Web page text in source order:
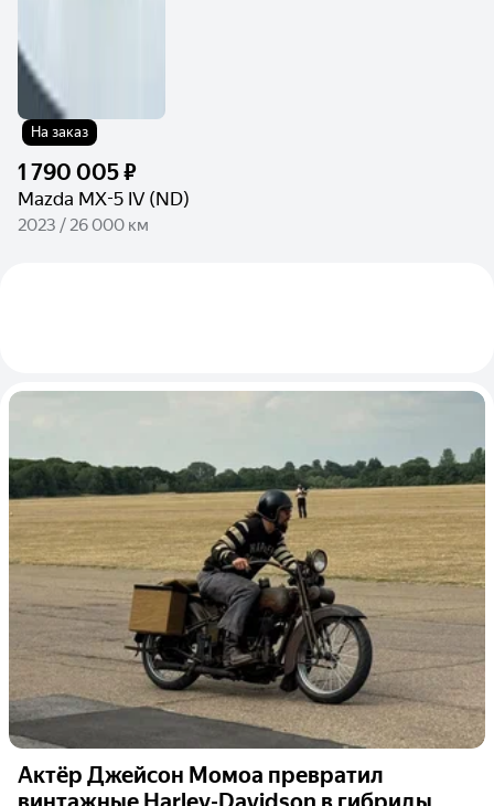
На заказ
1 790 005 ₽
Mazda MX-5 IV (ND)
2023 / 26 000 км
Актёр Джейсон Момоа превратил